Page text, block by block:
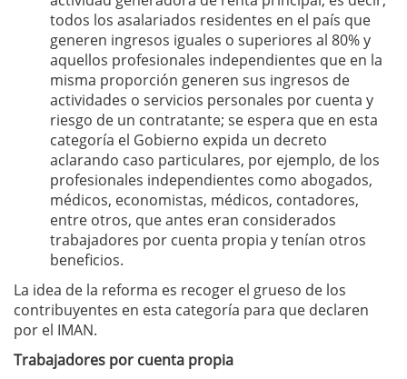
todos los asalariados residentes en el país que
generen ingresos iguales o superiores al 80% y
aquellos profesionales independientes que en la
misma proporción generen sus ingresos de
actividades o servicios personales por cuenta y
riesgo de un contratante; se espera que en esta
categoría el Gobierno expida un decreto
aclarando caso particulares, por ejemplo, de los
profesionales independientes como abogados,
médicos, economistas, médicos, contadores,
entre otros, que antes eran considerados
trabajadores por cuenta propia y tenían otros
beneficios.
La idea de la reforma es recoger el grueso de los
contribuyentes en esta categoría para que declaren
por el IMAN.
Trabajadores por cuenta propia